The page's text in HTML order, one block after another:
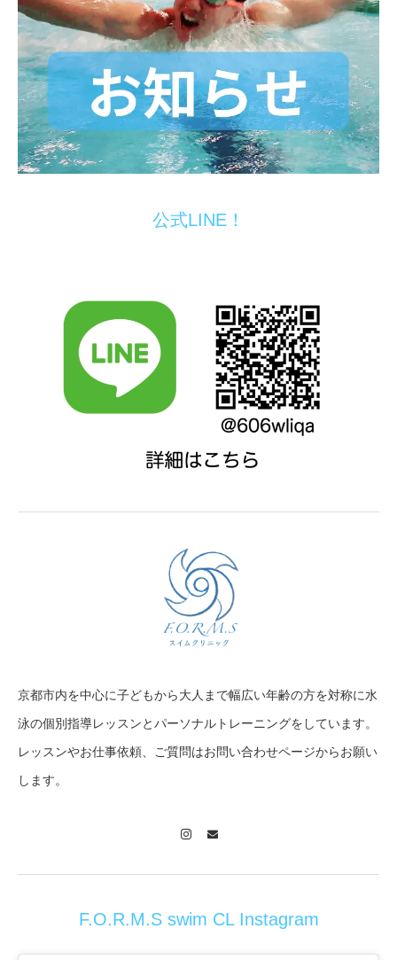
公式LINE！
京都市内を中心に子どもから大人まで幅広い年齢の方を対称に水
泳の個別指導レッスンとパーソナルトレーニングをしています。
レッスンやお仕事依頼、ご質問はお問い合わせページからお願い
します。
F.O.R.M.S swim CL Instagram